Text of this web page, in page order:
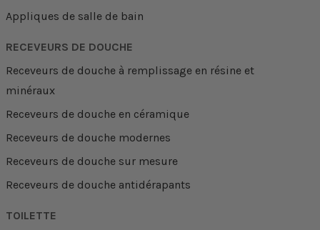
Appliques de salle de bain
RECEVEURS DE DOUCHE
Receveurs de douche à remplissage en résine et
minéraux
Receveurs de douche en céramique
Receveurs de douche modernes
Receveurs de douche sur mesure
Receveurs de douche antidérapants
TOILETTE